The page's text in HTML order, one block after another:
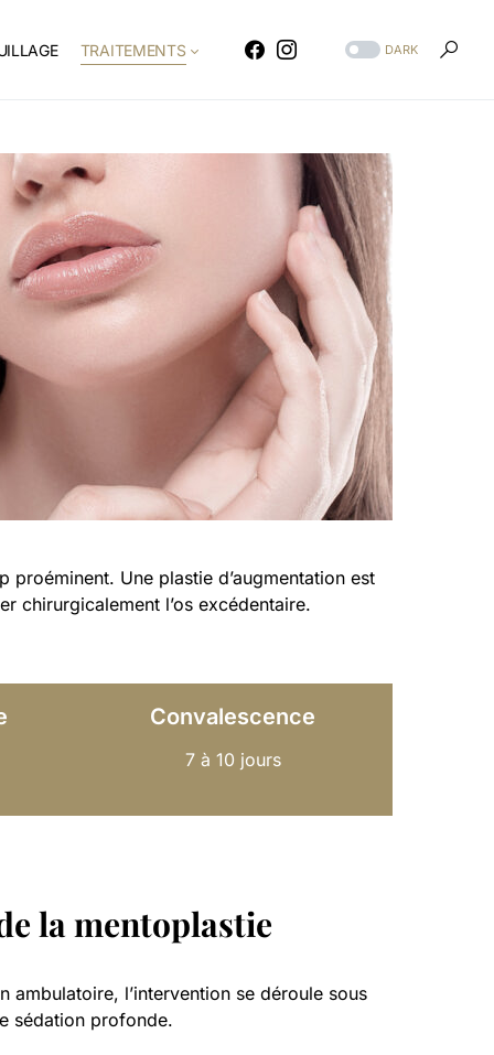
TRAITEMENTS DARK
Une plastie d’augmentation est
chirurgicalement l’os excédentaire.
Convalescence
7 à 10 jours
la mentoplastie
ambulatoire, l’intervention se déroule sous
sédation profonde.